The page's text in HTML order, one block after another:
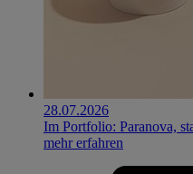
28.07.2026
Im Portfolio: Paranova,
mehr erfahren